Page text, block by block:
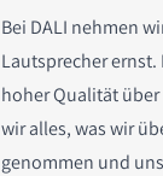
Bei DALI nehmen
Lautsprecher
hoher Qualität
wir alles, was wir
genommen und